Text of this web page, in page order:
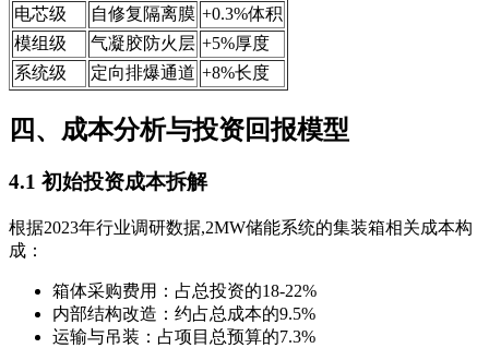
电芯级
自修复隔离膜 +0.3%体积
模组级
气凝胶防火层 +5%厚度
系统级
定向排爆通道 +8%长度
四、成本分析与投资回报模型
4.1 初始投资成本拆解
根据2023年行业调研数据,2MW储能系统的集装箱相关成本构
成：
箱体采购费用：占总投资的18-22%
内部结构改造：约占总成本的9.5%
运输与吊装：占项目总预算的7.3%